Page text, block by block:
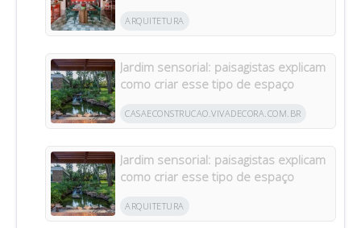
ARQUITETURA
Jardim sensorial: paisagistas explicam
como criar esse tipo de espaço
CASAECONSTRUCAO.VIVADECORA.COM.BR
Jardim sensorial: paisagistas explicam
como criar esse tipo de espaço
ARQUITETURA